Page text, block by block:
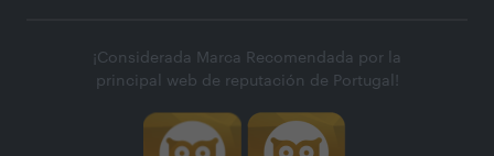
¡Considerada Marca Recomendada por la
principal web de reputación de Portugal!